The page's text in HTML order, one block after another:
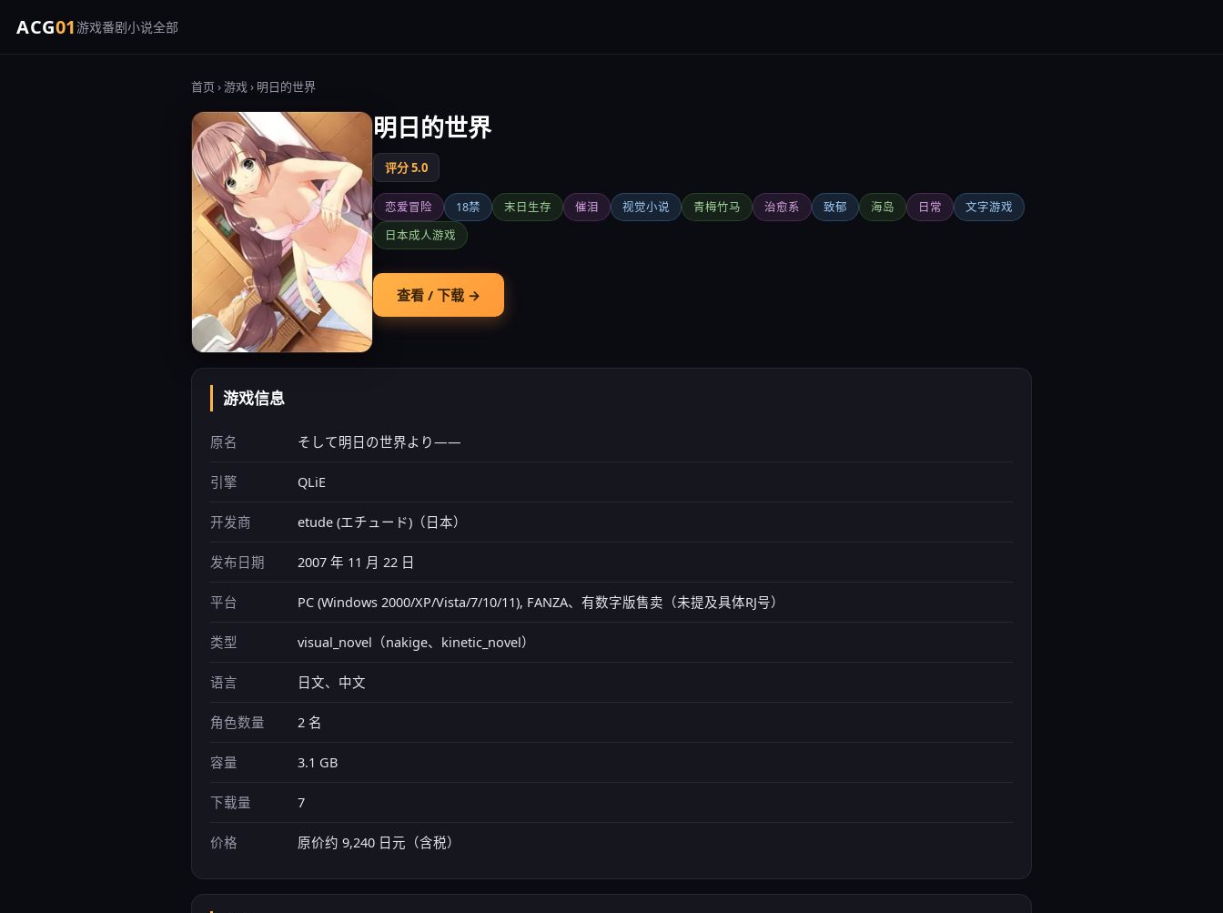
ACG01游戏番剧小说全部
首页 ›游戏› 明日的世界
明日的世界
评分 5.0
恋爱冒险 18禁 末日生存 催泪 视觉小说 青梅竹马 治愈系 致郁 海岛 日常
文字游戏
日本成人游戏
查看 / 下载 →
游戏信息
原名 そして明日の世界より――
引擎 QLiE
开发商 etude (エチュード)（日本）
发布日期 2007 年 11 月 22 日
平台 PC (Windows 2000/XP/Vista/7/10/11), FANZA、有数字版售卖（未提及具体RJ号）
类型 visual_novel（nakige、kinetic_novel）
语言 日文、中文
角色数量 2 名
容量 3.1 GB
下载量 7
价格 原价约 9,240 日元（含税）